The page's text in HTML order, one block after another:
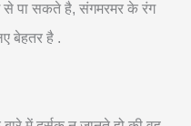
से पा सकते है, संगमरमर के रंग
बेहतर है .